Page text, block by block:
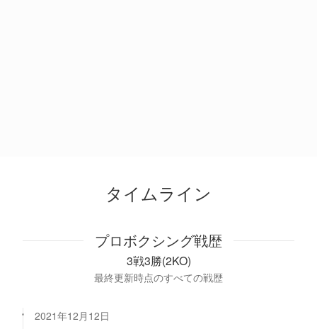
タイムライン
プロボクシング戦歴
3戦3勝(2KO)
最終更新時点のすべての戦歴
2021年12月12日